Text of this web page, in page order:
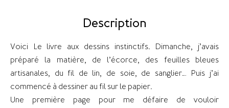
Description
Voici Le livre aux dessins instinctifs. Dimanche, j’avais
préparé la matière, de l’écorce, des feuilles bleues
artisanales, du fil de lin, de soie, de sanglier… Puis j’ai
commencé à dessiner au fil sur le papier.
Une première page pour me défaire de vouloir